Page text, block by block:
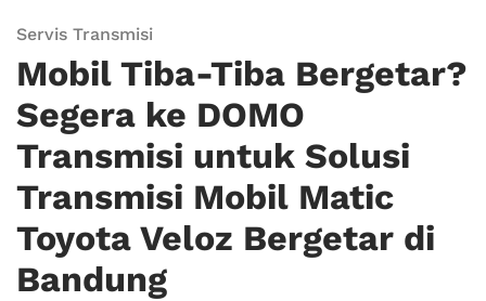
Servis Transmisi
Mobil Tiba-Tiba Bergetar?
Segera ke DOMO
Transmisi untuk Solusi
Transmisi Mobil Matic
Toyota Veloz Bergetar di
Bandung